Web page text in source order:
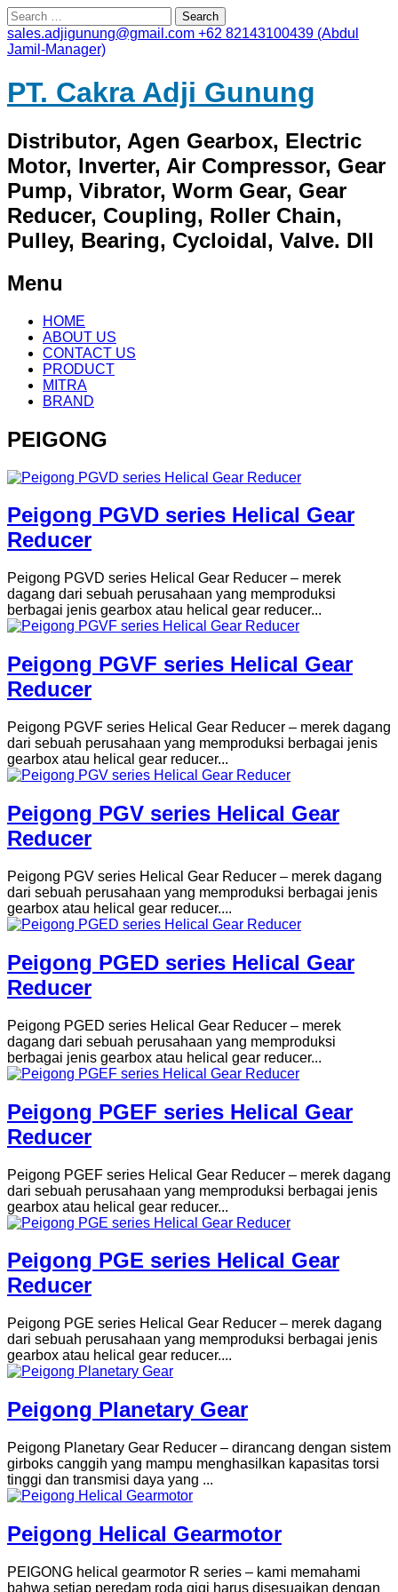
Search
for:
sales.adjigunung@gmail.com +62 82143100439 (Abdul
Jamil-Manager)
PT. Cakra Adji Gunung
Distributor, Agen Gearbox, Electric
Motor, Inverter, Air Compressor, Gear
Pump, Vibrator, Worm Gear, Gear
Reducer, Coupling, Roller Chain,
Pulley, Bearing, Cycloidal, Valve. Dll
Menu
Skip
content
HOME
ABOUT US
CONTACT US
PRODUCT
MITRA
BRAND
PEIGONG
Peigong PGVD series Helical Gear
Reducer
Peigong PGVD series Helical Gear Reducer – merek
dagang dari sebuah perusahaan yang memproduksi
berbagai jenis gearbox atau helical gear reducer...
Peigong PGVF series Helical Gear
Reducer
Peigong PGVF series Helical Gear Reducer – merek dagang
dari sebuah perusahaan yang memproduksi berbagai jenis
gearbox atau helical gear reducer...
Peigong PGV series Helical Gear
Reducer
Peigong PGV series Helical Gear Reducer – merek dagang
dari sebuah perusahaan yang memproduksi berbagai jenis
gearbox atau helical gear reducer....
Peigong PGED series Helical Gear
Reducer
Peigong PGED series Helical Gear Reducer – merek
dagang dari sebuah perusahaan yang memproduksi
berbagai jenis gearbox atau helical gear reducer...
Peigong PGEF series Helical Gear
Reducer
Peigong PGEF series Helical Gear Reducer – merek dagang
dari sebuah perusahaan yang memproduksi berbagai jenis
gearbox atau helical gear reducer...
Peigong PGE series Helical Gear
Reducer
Peigong PGE series Helical Gear Reducer – merek dagang
dari sebuah perusahaan yang memproduksi berbagai jenis
gearbox atau helical gear reducer....
Peigong Planetary Gear
Peigong Planetary Gear Reducer – dirancang dengan sistem
girboks canggih yang mampu menghasilkan kapasitas torsi
tinggi dan transmisi daya yang ...
Peigong Helical Gearmotor
PEIGONG helical gearmotor R series – kami memahami
bahwa setiap peredam roda gigi harus disesuaikan dengan